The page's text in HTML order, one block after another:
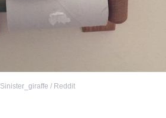
Sinister_giraffe / Reddit